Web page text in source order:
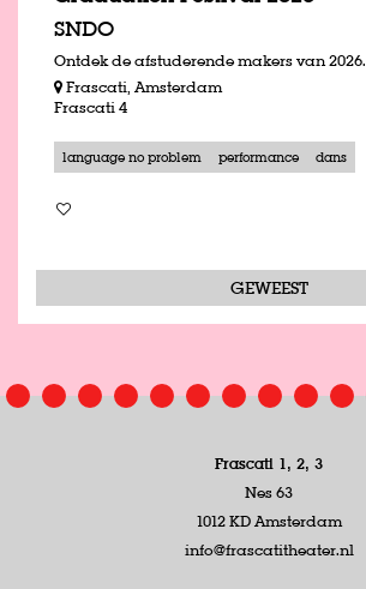
SNDO
Ontdek de afstuderende makers van 2026.
Frascati, Amsterdam
Frascati 4
language no problem performance dans
GEWEEST
Frascati 1, 2, 3
Nes 63
1012 KD Amsterdam
info@frascatitheater.nl